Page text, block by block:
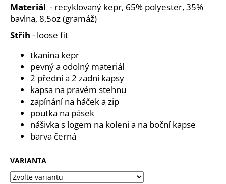
Materiál - recyklovaný kepr, 65% polyester, 35%
bavlna, 8,5oz (gramáž)
Střih - loose fit
tkanina kepr
pevný a odolný materiál
2 přední a 2 zadní kapsy
kapsa na pravém stehnu
zapínání na háček a zip
poutka na pásek
nášivka s logem na koleni a na boční kapse
barva černá
VARIANTA
D
o
p